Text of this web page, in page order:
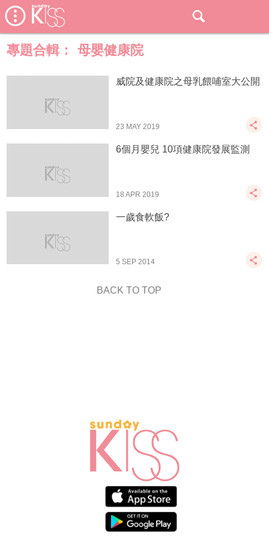
專題合輯： 母嬰健康院
威院及健康院之母乳餵哺室大公開
23 MAY 2019
6個月嬰兒 10項健康院發展監測
18 APR 2019
一歲食軟飯?
5 SEP 2014
BACK TO TOP